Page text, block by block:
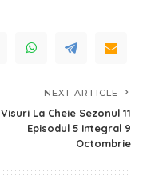
NEXT ARTICLE
Visuri La Cheie Sezonul 11
Episodul 5 Integral 9
Octombrie